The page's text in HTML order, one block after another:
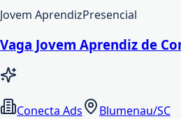
Jovem AprendizPresencial
Vaga Jovem Aprendiz de
Conecta Ads
Blumenau/SC